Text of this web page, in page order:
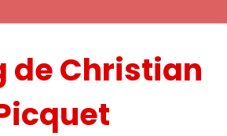
de Christian